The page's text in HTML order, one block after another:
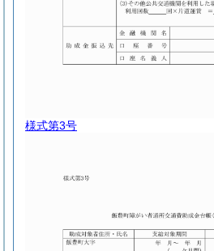
様式第3号